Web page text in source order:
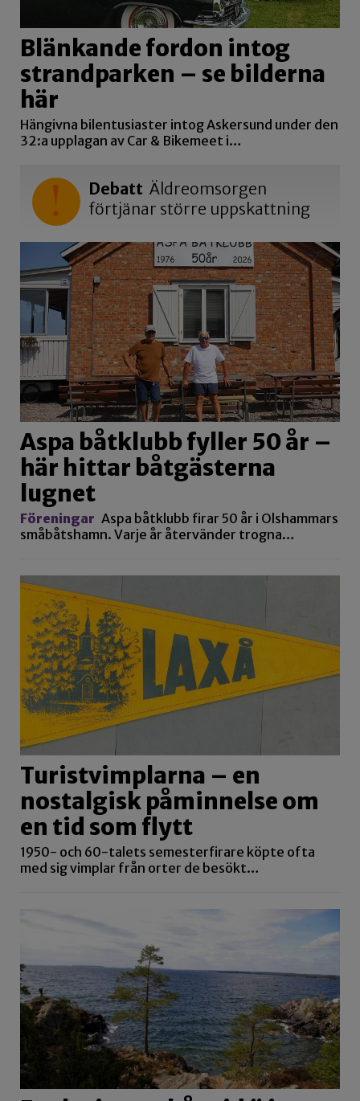
Blänkande fordon intog
strandparken – se bilderna
här
Hängivna bilentusiaster intog Askersund under den
32:a upplagan av Car & Bikemeet i…
Debatt Äldreomsorgen
förtjänar större uppskattning
Aspa båtklubb fyller 50 år –
här hittar båtgästerna
lugnet
Föreningar Aspa båtklubb firar 50 år i Olshammars
småbåtshamn. Varje år återvänder trogna…
Turistvimplarna – en
nostalgisk påminnelse om
en tid som flytt
1950- och 60-talets semesterfirare köpte ofta
med sig vimplar från orter de besökt…